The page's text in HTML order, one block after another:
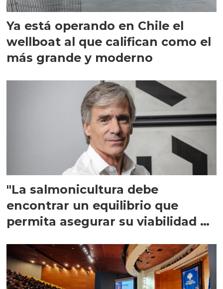
Ya está operando en Chile el
wellboat al que califican como el
más grande y moderno
"La salmonicultura debe
encontrar un equilibrio que
permita asegurar su viabilidad de